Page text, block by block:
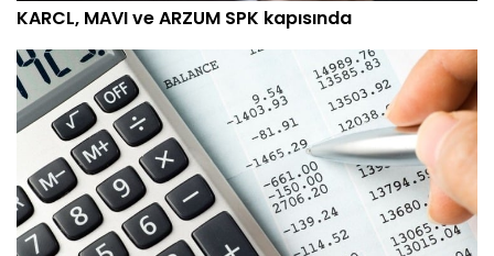
KARCL, MAVI ve ARZUM SPK kapısında